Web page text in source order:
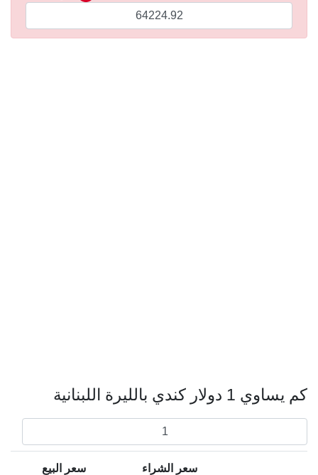
كم يساوي 1 دولار كندي بالليرة اللبنانية
سعر الشراء سعر البيع